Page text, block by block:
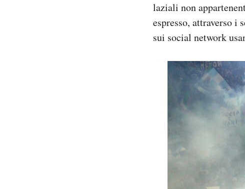
laziali non
espresso, attraverso
sui social network